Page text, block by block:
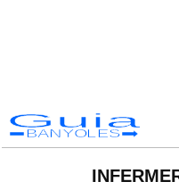
Guia
BANYOLES